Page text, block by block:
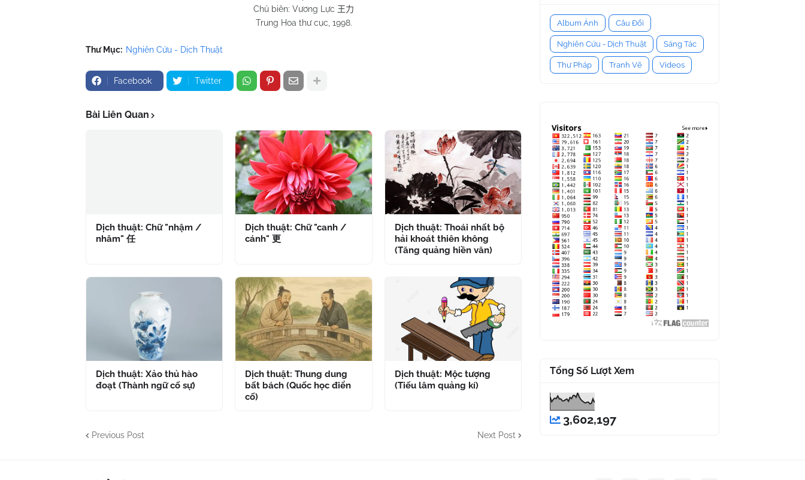
Chủ biên: Vương Lực 王力
Trung Hoa thư cục, 1998.
Thư Mục: Nghiên Cứu - Dịch Thuật
Facebook Twitter
Bài Liên Quan
Dịch thuật: Chữ "nhậm /
nhâm" 任
Dịch thuật: Chữ "canh /
cánh" 更
Dịch thuật: Thoái nhất bộ
hải khoát thiên không
(Tăng quảng hiền văn)
Dịch thuật: Xảo thủ hào
đoạt (Thành ngữ cố sự)
Dịch thuật: Thung dung
bất bách (Quốc học điển
cố)
Dịch thuật: Mộc tượng
(Tiếu lâm quảng kí)
Previous Post Next Post
Album Ảnh Câu Đối
Nghiên Cứu - Dịch Thuật Sáng Tác
Thư Pháp Tranh Vẽ Videos
Tổng Số Lượt Xem
3,602,197